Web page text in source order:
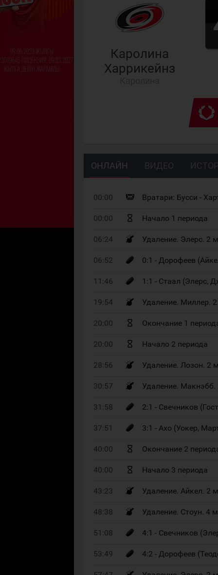
Каролина
Харрикейнз
ОНЛАЙН ВИДЕО
00:00 Вратари: Бусси -
00:00 Начало 1 периода
06:24 Удаление. Элерс. 2
06:52 0:1 - Дорофеев
11:46 1:1 - Стаал (Элерс,
19:54 Удаление. Миллер.
20:00 Окончание 1
20:00 Начало 2 периода
28:56 Удаление. Лозон. 2
30:57 Удаление.
31:58 2:1 - Свечников
37:51 3:1 - Ахо (Уокер,
40:00 Окончание 2
40:00 Начало 3 периода
43:23 Удаление. Айкел. 2
48:38 Удаление. Стоун. 4
51:08 4:1 - Свечников
53:49 4:2 - Дорофеев